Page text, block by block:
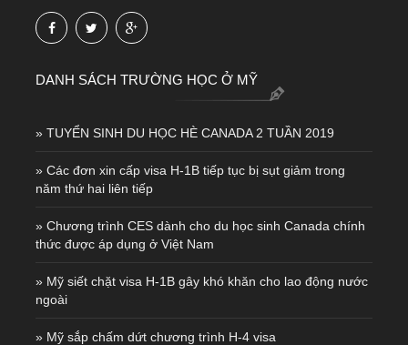
DANH SÁCH TRƯỜNG HỌC Ở MỸ
» TUYỂN SINH DU HỌC HÈ CANADA 2 TUẦN 2019
» Các đơn xin cấp visa H-1B tiếp tục bị sụt giảm trong
năm thứ hai liên tiếp
» Chương trình CES dành cho du học sinh Canada chính
thức được áp dụng ở Việt Nam
» Mỹ siết chặt visa H-1B gây khó khăn cho lao động nước
ngoài
» Mỹ sắp chấm dứt chương trình H-4 visa